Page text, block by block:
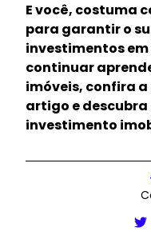
E você, costuma
para garantir o
investimentos em
continuar
imóveis, confira
artigo e descubra
investimento